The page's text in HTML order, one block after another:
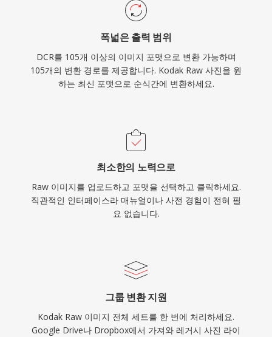
폭넓은 출력 범위
DCR를 105개 이상의 이미지 포맷으로 변환 가능하며
105개의 변환 경로를 제공합니다. Kodak Raw 사진을 원
하는 최신 포맷으로 순식간에 변환하세요.
최소한의 노력으로
Raw 이미지를 업로드하고 포맷을 선택하고 클릭하세요.
직관적인 인터페이스라 매뉴얼이나 사전 경험이 전혀 필
요 없습니다.
그룹 변환 지원
Kodak Raw 이미지 전체 세트를 한 번에 처리하세요.
Google Drive나 Dropbox에서 가져와 레거시 사진 라이